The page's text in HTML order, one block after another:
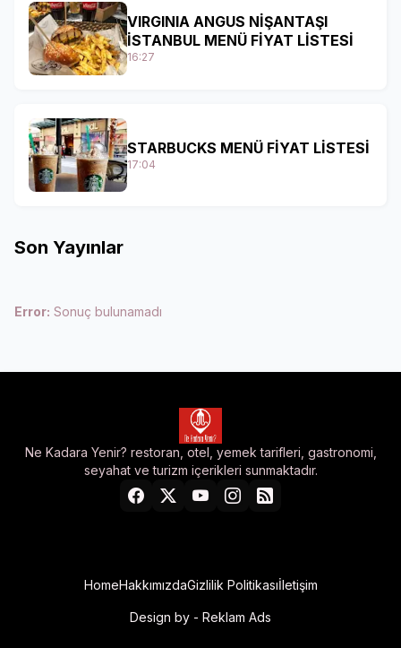
VIRGINIA ANGUS NİŞANTAŞI
İSTANBUL MENÜ FİYAT LİSTESİ
16:27
STARBUCKS MENÜ FİYAT LİSTESİ
17:04
Son Yayınlar
Error: Sonuç bulunamadı
Ne Kadara Yenir? restoran, otel, yemek tarifleri, gastronomi,
seyahat ve turizm içerikleri sunmaktadır.
Design by - Reklam Ads
HomeHakkımızdaGizlilik Politikasıİletişim